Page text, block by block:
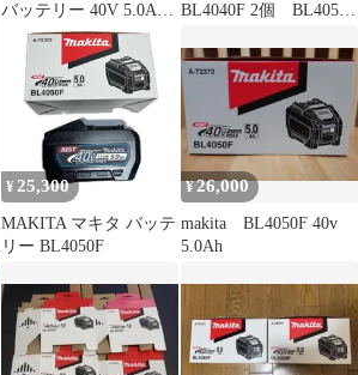
バッテリー 40V 5.0Ah
BL4050F
BL4040F 2個 BL4050F
¥ 25,300
MAKITA マキタ バッテ
リー BL4050F
¥26,000
makita BL4050F 40v
5.0Ah